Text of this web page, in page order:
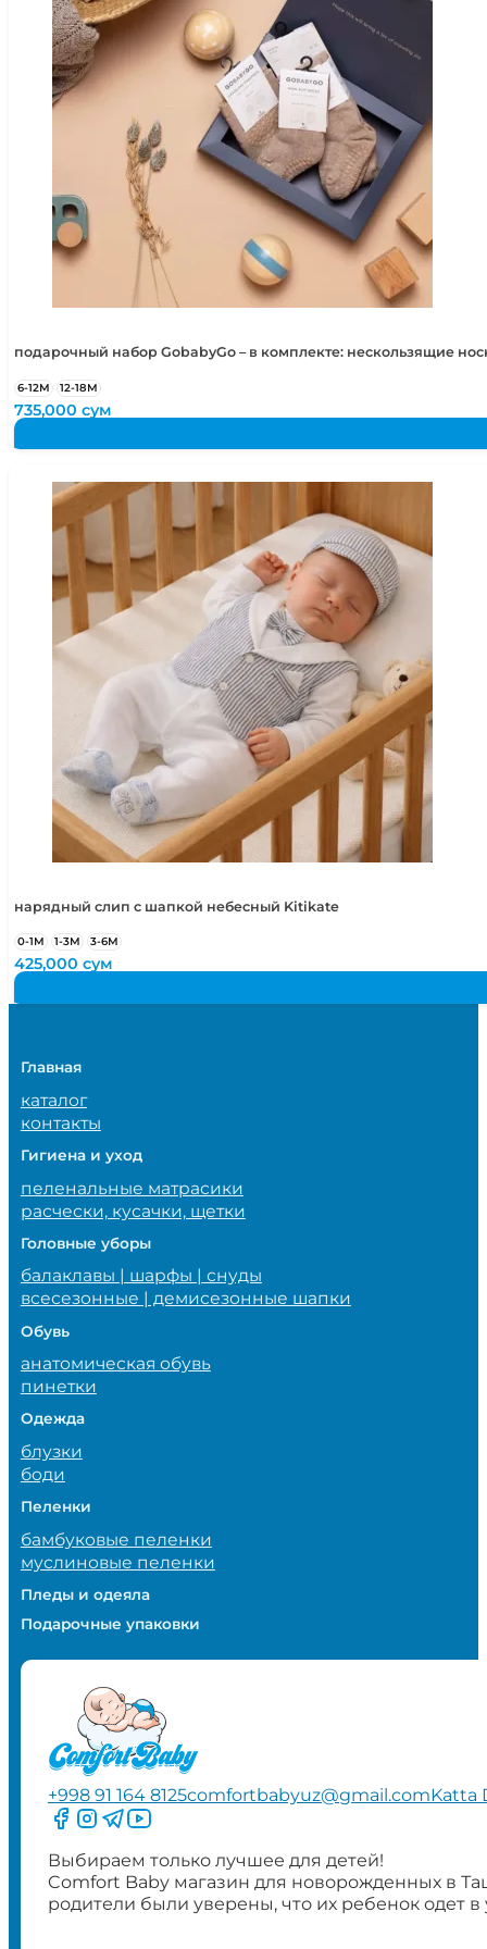
4-5 лет 104-110 см
5-6 лет 110-116 см
подарочный набор GobabyGo – в комплекте: нескользящие
6-12М 12-18М
735,000сум
нарядный слип с шапкой небесный Kitikate
0-1М 1-3М 3-6М
425,000сум
Главная
каталог
контакты
Гигиена и уход
пеленальные матрасики
расчески, кусачки, щетки
Головные уборы
балаклавы | шарфы | снуды
всесезонные | демисезонные шапки
Обувь
анатомическая обувь
пинетки
Одежда
блузки
боди
Пеленки
бамбуковые пеленки
муслиновые пеленки
Пледы и одеяла
Подарочные упаковки
+998 91 164 8125comfortbabyuz@gmail.comKatta
Следите за нами на Facebook
Следите за нами в Instagram
Следите за нами в Telegram
Следите за нами в YouTube
Выбираем только лучшее для детей!
Comfort Baby магазин для новорожденных в
родители были уверены, что их ребенок одет